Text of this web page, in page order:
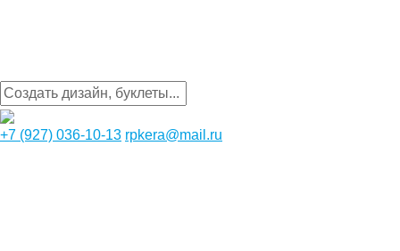
+7 (927) 036-10-13 rpkera@mail.ru